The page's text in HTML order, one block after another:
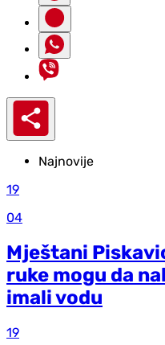
Najnovije
19
04
Mještani
ruke mogu da
imali vodu
19